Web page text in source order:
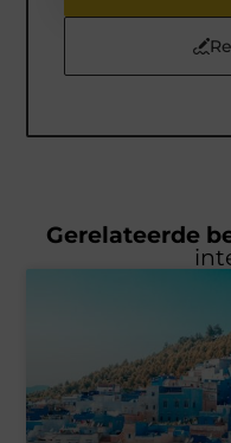
Gerelateerde